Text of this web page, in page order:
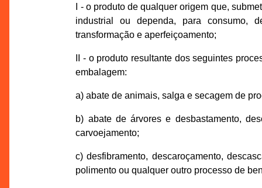
I - o produto de qualquer origem que,
industrial ou dependa, para consumo,
transformação e aperfeiçoamento;
II - o produto resultante dos seguintes
embalagem:
a) abate de animais, salga e secagem de
b) abate de árvores e desbastamento,
carvoejamento;
c) desfibramento, descaroçamento,
polimento ou qualquer outro processo de